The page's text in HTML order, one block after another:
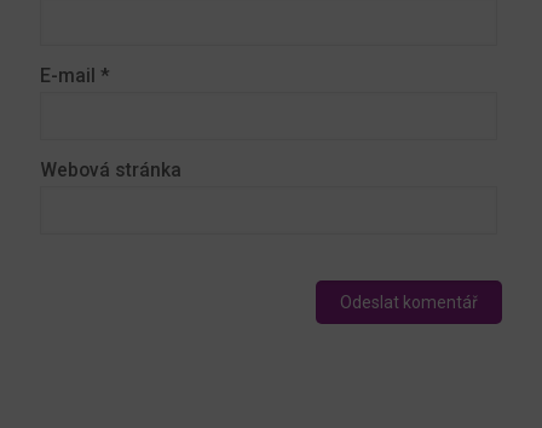
E-mail *
Webová stránka